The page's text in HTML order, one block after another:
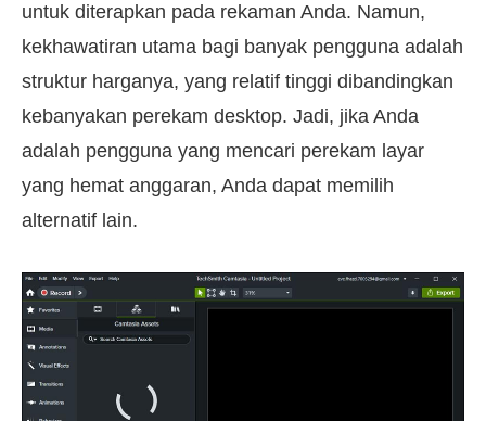
untuk diterapkan pada rekaman Anda. Namun,
kekhawatiran utama bagi banyak pengguna adalah
struktur harganya, yang relatif tinggi dibandingkan
kebanyakan perekam desktop. Jadi, jika Anda
adalah pengguna yang mencari perekam layar
yang hemat anggaran, Anda dapat memilih
alternatif lain.